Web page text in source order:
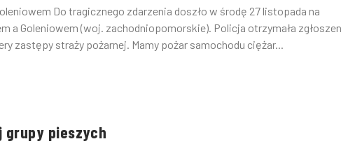
Do tragicznego zdarzenia doszło w środę 27 listopada na
Goleniowem (woj. zachodniopomorskie). Policja otrzymała
zastępy straży pożarnej. Mamy pożar samochodu ciężar...
grupy pieszych